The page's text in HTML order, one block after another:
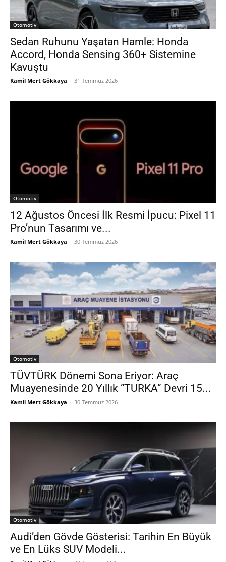
Otomotiv
Sedan Ruhunu Yaşatan Hamle: Honda
Accord, Honda Sensing 360+ Sistemine
Kavuştu
Kamil Mert Gökkaya - 31 Temmuz 2026
Otomotiv
12 Ağustos Öncesi İlk Resmi İpucu: Pixel 11
Pro’nun Tasarımı ve...
Kamil Mert Gökkaya - 30 Temmuz 2026
Otomotiv
TÜVTÜRK Dönemi Sona Eriyor: Araç
Muayenesinde 20 Yıllık “TURKA” Devri 15...
Kamil Mert Gökkaya - 30 Temmuz 2026
Otomotiv
Audi’den Gövde Gösterisi: Tarihin En Büyük
ve En Lüks SUV Modeli...